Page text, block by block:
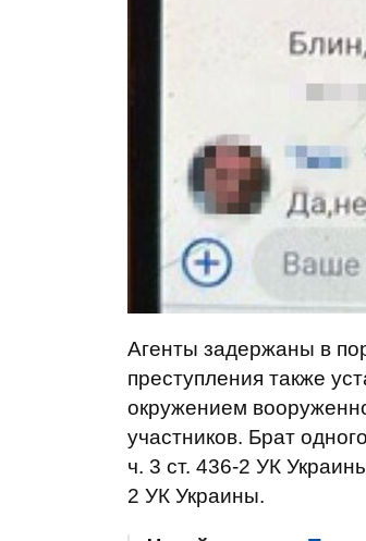
Агенты задержаны в
преступления также
окружением
участников. Брат
ч. 3 ст. 436-2 УК
2 УК Украины.